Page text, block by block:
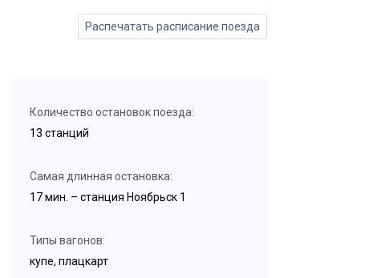
Распечатать расписание поезда
Количество остановок поезда:
13 станций
Самая длинная остановка:
17 мин. – станция Ноябрьск 1
Типы вагонов:
купе, плацкарт